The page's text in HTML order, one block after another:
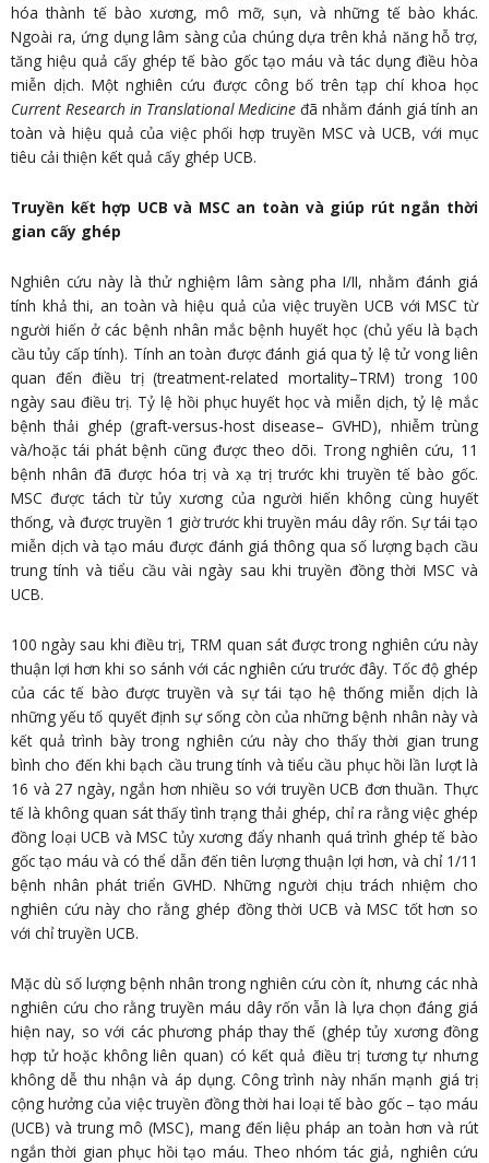
hóa thành tế bào xương, mô mỡ, sụn, và những tế bào khác.
Ngoài ra, ứng dụng lâm sàng của chúng dựa trên khả năng hỗ trợ,
tăng hiệu quả cấy ghép tế bào gốc tạo máu và tác dụng điều hòa
miễn dịch. Một nghiên cứu được công bố trên tạp chí khoa học
Current Research in Translational Medicine đã nhằm đánh giá tính an
toàn và hiệu quả của việc phối hợp truyền MSC và UCB, với mục
tiêu cải thiện kết quả cấy ghép UCB.
Truyền kết hợp UCB và MSC an toàn và giúp rút ngắn thời
gian cấy ghép
Nghiên cứu này là thử nghiệm lâm sàng pha I/II, nhằm đánh giá
tính khả thi, an toàn và hiệu quả của việc truyền UCB với MSC từ
người hiến ở các bệnh nhân mắc bệnh huyết học (chủ yếu là bạch
cầu tủy cấp tính). Tính an toàn được đánh giá qua tỷ lệ tử vong liên
quan đến điều trị (treatment-related mortality–TRM) trong 100
ngày sau điều trị. Tỷ lệ hồi phục huyết học và miễn dịch, tỷ lệ mắc
bệnh thải ghép (graft-versus-host disease– GVHD), nhiễm trùng
và/hoặc tái phát bệnh cũng được theo dõi. Trong nghiên cứu, 11
bệnh nhân đã được hóa trị và xạ trị trước khi truyền tế bào gốc.
MSC được tách từ tủy xương của người hiến không cùng huyết
thống, và được truyền 1 giờ trước khi truyền máu dây rốn. Sự tái tạo
miễn dịch và tạo máu được đánh giá thông qua số lượng bạch cầu
trung tính và tiểu cầu vài ngày sau khi truyền đồng thời MSC và
UCB.
100 ngày sau khi điều trị, TRM quan sát được trong nghiên cứu này
thuận lợi hơn khi so sánh với các nghiên cứu trước đây. Tốc độ ghép
của các tế bào được truyền và sự tái tạo hệ thống miễn dịch là
những yếu tố quyết định sự sống còn của những bệnh nhân này và
kết quả trình bày trong nghiên cứu này cho thấy thời gian trung
bình cho đến khi bạch cầu trung tính và tiểu cầu phục hồi lần lượt là
16 và 27 ngày, ngắn hơn nhiều so với truyền UCB đơn thuần. Thực
tế là không quan sát thấy tình trạng thải ghép, chỉ ra rằng việc ghép
đồng loại UCB và MSC tủy xương đẩy nhanh quá trình ghép tế bào
gốc tạo máu và có thể dẫn đến tiên lượng thuận lợi hơn, và chỉ 1/11
bệnh nhân phát triển GVHD. Những người chịu trách nhiệm cho
nghiên cứu này cho rằng ghép đồng thời UCB và MSC tốt hơn so
với chỉ truyền UCB.
Mặc dù số lượng bệnh nhân trong nghiên cứu còn ít, nhưng các nhà
nghiên cứu cho rằng truyền máu dây rốn vẫn là lựa chọn đáng giá
hiện nay, so với các phương pháp thay thế (ghép tủy xương đồng
hợp tử hoặc không liên quan) có kết quả điều trị tương tự nhưng
không dễ thu nhận và áp dụng. Công trình này nhấn mạnh giá trị
cộng hưởng của việc truyền đồng thời hai loại tế bào gốc – tạo máu
(UCB) và trung mô (MSC), mang đến liệu pháp an toàn hơn và rút
ngắn thời gian phục hồi tạo máu. Theo nhóm tác giả, nghiên cứu